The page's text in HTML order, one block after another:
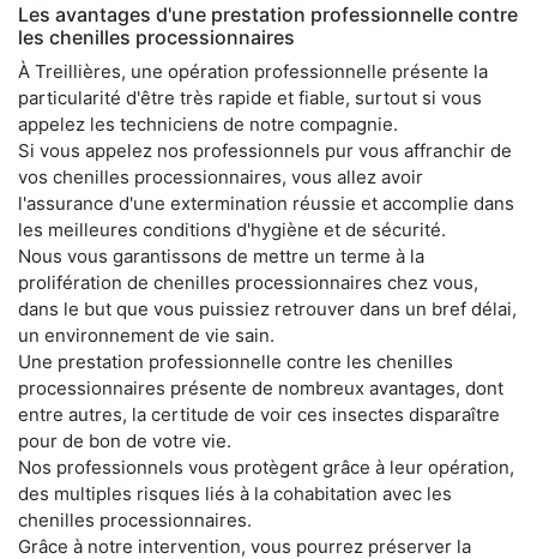
Les avantages d'une prestation professionnelle contre
les chenilles processionnaires
À Treillières, une opération professionnelle présente la
particularité d'être très rapide et fiable, surtout si vous
appelez les techniciens de notre compagnie.
Si vous appelez nos professionnels pur vous affranchir de
vos chenilles processionnaires, vous allez avoir
l'assurance d'une extermination réussie et accomplie dans
les meilleures conditions d'hygiène et de sécurité.
Nous vous garantissons de mettre un terme à la
prolifération de chenilles processionnaires chez vous,
dans le but que vous puissiez retrouver dans un bref délai,
un environnement de vie sain.
Une prestation professionnelle contre les chenilles
processionnaires présente de nombreux avantages, dont
entre autres, la certitude de voir ces insectes disparaître
pour de bon de votre vie.
Nos professionnels vous protègent grâce à leur opération,
des multiples risques liés à la cohabitation avec les
chenilles processionnaires.
Grâce à notre intervention, vous pourrez préserver la